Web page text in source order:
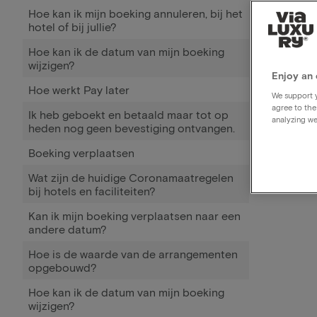
Hoe kan ik mijn boeking annuleren, bij het
hotel of bij jullie?
Hoe kan ik de datum van mijn boeking
wijzigen?
Hoe werkt Pay later
Ik heb geboekt en betaald maar tot op
heden nog geen bevestiging ontvangen.
Boeking verplaatsen
Wat zijn de huidige Coronamaatregelen
bij hotels en faciliteiten?
Kan ik mijn boeking verplaatsen naar een
andere datum?
Hoe is de waarde van de arrangementen
opgebouwd?
Hoe kan ik de datum van mijn boeking
wijzigen?
Enjoy an
We support
agree to
analyzing